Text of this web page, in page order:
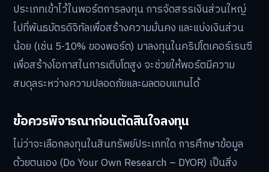
ประเภทเข้าไว้ในพอร์ตการลงทุน การจัดสรรเงินส่วนใหญ่
ไปที่พันธบัตรดิจิทัลเพื่อสร้างความมั่นคง และแบ่งเงินส่วน
น้อย (เช่น 5-10% ของพอร์ต) มาลงทุนในคริปโตเคอร์เรนซี
เพื่อสร้างโอกาสในการเติบโตสูง จะช่วยให้พอร์ตมีความ
สมดุลระหว่างความปลอดภัยและผลตอบแทนได้
ข้อควรพิจารณาก่อนตัดสินใจลงทุน
ไม่ว่าจะเลือกลงทุนในสินทรัพย์ประเภทใด การศึกษาข้อมูล
ด้วยตนเอง (Do Your Own Research – DYOR) เป็นสิ่ง